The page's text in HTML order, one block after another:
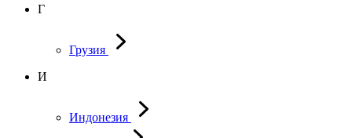
Г
Грузия
И
Индонезия